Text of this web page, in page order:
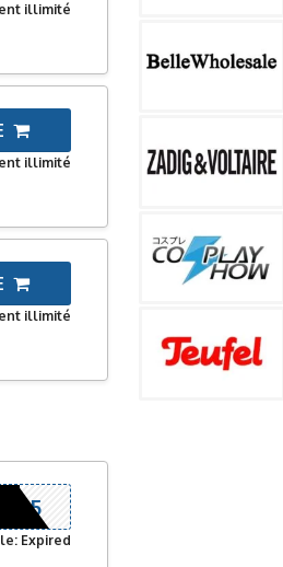
illimité
illimité
illimité
Expired